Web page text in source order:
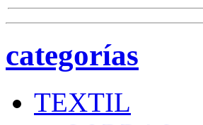
categorías
TEXTIL